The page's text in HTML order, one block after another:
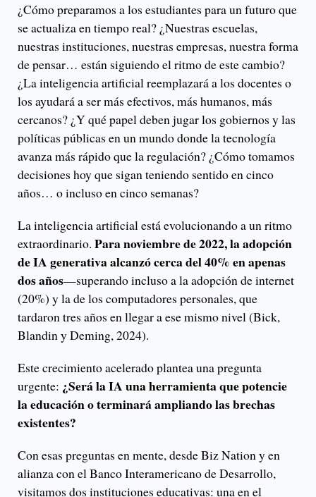
¿Cómo preparamos a los estudiantes para un futuro que
se actualiza en tiempo real? ¿Nuestras escuelas,
nuestras instituciones, nuestras empresas, nuestra forma
de pensar… están siguiendo el ritmo de este cambio?
¿La inteligencia artificial reemplazará a los docentes o
los ayudará a ser más efectivos, más humanos, más
cercanos? ¿Y qué papel deben jugar los gobiernos y las
políticas públicas en un mundo donde la tecnología
avanza más rápido que la regulación? ¿Cómo tomamos
decisiones hoy que sigan teniendo sentido en cinco
años… o incluso en cinco semanas?
La inteligencia artificial está evolucionando a un ritmo
extraordinario. Para noviembre de 2022, la adopción
de IA generativa alcanzó cerca del 40% en apenas
dos años—superando incluso a la adopción de internet
(20%) y la de los computadores personales, que
tardaron tres años en llegar a ese mismo nivel (Bick,
Blandin y Deming, 2024).
Este crecimiento acelerado plantea una pregunta
urgente: ¿Será la IA una herramienta que potencie
la educación o terminará ampliando las brechas
existentes?
Con esas preguntas en mente, desde Biz Nation y en
alianza con el Banco Interamericano de Desarrollo,
visitamos dos instituciones educativas: una en el